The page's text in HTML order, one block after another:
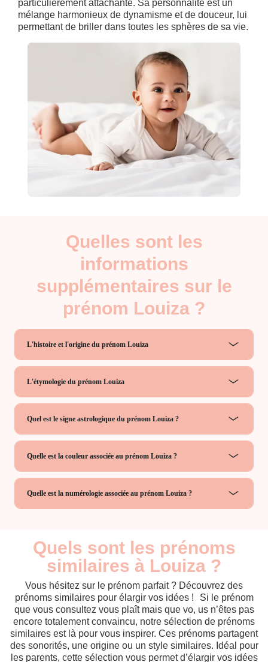
particulièrement attachante. Sa personnalité est un
mélange harmonieux de dynamisme et de douceur, lui
permettant de briller dans toutes les sphères de sa vie.
Quelles sont les
informations
supplémentaires sur le
prénom Louiza ?
L'histoire et l'origine du prénom Louiza
L'étymologie du prénom Louiza
Quel est le signe astrologique du prénom Louiza ?
Quelle est la couleur associée au prénom Louiza ?
Quelle est la numérologie associée au prénom Louiza ?
Quels sont les prénoms
similaires à Louiza ?
Vous hésitez sur le prénom parfait ? Découvrez des
prénoms similaires pour élargir vos idées ! Si le prénom
que vous consultez vous plaît mais que vo, us n’êtes pas
encore totalement convaincu, notre sélection de prénoms
similaires est là pour vous inspirer. Ces prénoms partagent
des sonorités, une origine ou un style similaires. Idéal pour
les parents, cette sélection vous permet d’élargir vos idées